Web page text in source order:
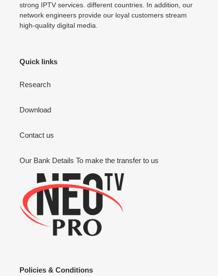
strong IPTV services. different countries. In addition, our
network engineers provide our loyal customers stream
high-quality digital media.
Quick links
Research
Download
Contact us
Our Bank Details To make the transfer to us
Policies & Conditions